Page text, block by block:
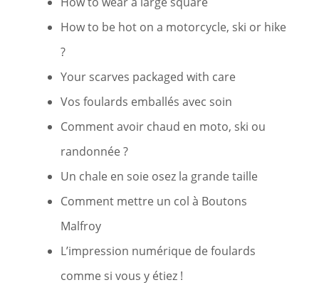
How to be hot on a motorcycle, ski or hike
?
Your scarves packaged with care
Vos foulards emballés avec soin
Comment avoir chaud en moto, ski ou
randonnée ?
Un chale en soie osez la grande taille
Comment mettre un col à Boutons
Malfroy
L’impression numérique de foulards
comme si vous y étiez !